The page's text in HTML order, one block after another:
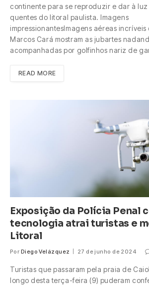
continente para se reproduzir e dar à luz
quentes do litoral paulista. Imagens
impressionantesImagens aéreas
Marcos Cará mostram as jubartes
acompanhadas por golfinhos nariz de
READ MORE
Exposição da Polícia Penal
tecnologia atrai turistas e
Litoral
Por Diego Velázquez 27 de junho de 2024
Turistas que passaram pela praia de
longo desta terça-feira (9) puderam